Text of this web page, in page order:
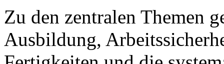
Zu den zentralen Themen
Ausbildung,